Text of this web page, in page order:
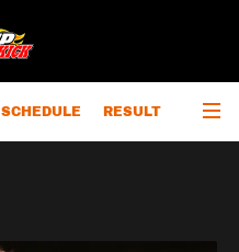
SCHEDULE RESULT